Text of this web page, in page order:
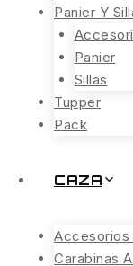
Panier Y
Panier
Sillas
Tupper
Pack
CAZA
Accesorios
Carabinas